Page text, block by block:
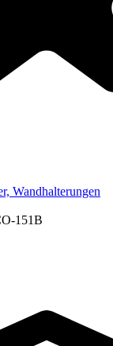
Wandhalterungen
151B